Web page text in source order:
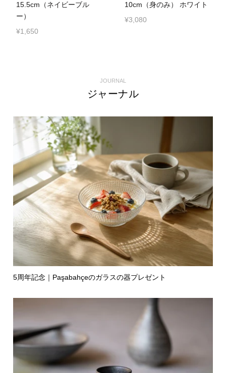
15.5cm（ネイビーブル
ー）
¥1,650
10cm（身のみ） ホワイト
¥3,080
JOURNAL
ジャーナル
5周年記念｜Paşabahçeのガラスの器プレゼント